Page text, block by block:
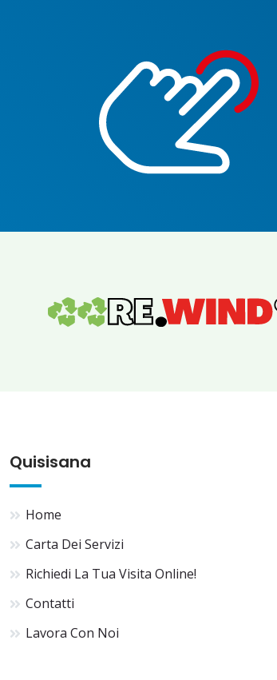
Quisisana
Home
Carta Dei Servizi
Richiedi La Tua Visita Online!
Contatti
Lavora Con Noi